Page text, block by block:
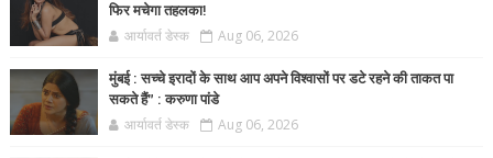
फिर मचेगा तहलका!
आर्यावर्त डेस्क Aug 06, 2026
मुंबई : सच्चे इरादों के साथ आप अपने विश्वासों पर डटे रहने की ताकत पा
सकते हैं” : करुणा पांडे
आर्यावर्त डेस्क Aug 06, 2026